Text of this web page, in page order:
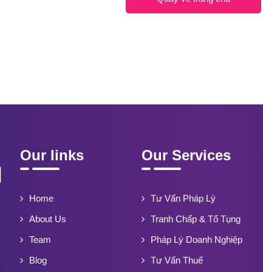
Our links
Home
About Us
Team
Blog
Our Services
Tư Vấn Pháp Lý
Tranh Chấp & Tố Tụng
Pháp Lý Doanh Nghiệp
Tư Vấn Thuế